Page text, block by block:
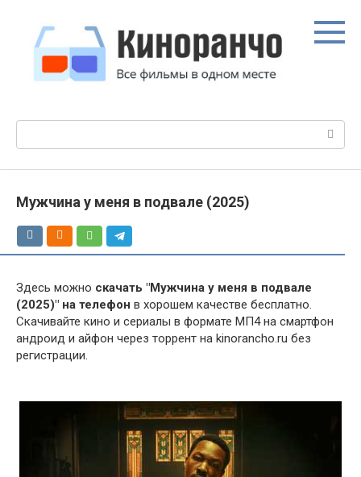
контенту
Мужчина у меня в подвале (2025)
Здесь можно скачать "Мужчина у меня в подвале
(2025)" на телефон в хорошем качестве бесплатно.
Скачивайте кино и сериалы в формате МП4 на смартфон
андроид и айфон через торрент на kinorancho.ru без
регистрации.